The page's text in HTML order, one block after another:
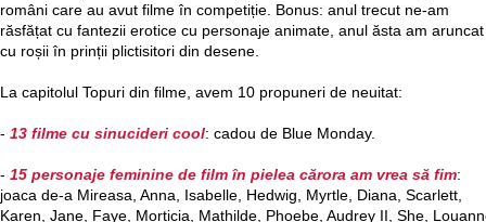
români care au avut filme în competiție. Bonus: anul trecut ne-am
răsfățat cu fantezii erotice cu personaje animate, anul ăsta am aruncat
cu roșii în prinții plictisitori din desene.
La capitolul Topuri din filme, avem 10 propuneri de neuitat:
- 13 filme cu sinucideri cool: cadou de Blue Monday.
- 15 personaje feminine de film în pielea cărora am vrea să fim:
joaca de-a Mireasa, Anna, Isabelle, Hedwig, Myrtle, Diana, Scarlett,
Karen, Jane, Faye, Morticia, Mathilde, Phoebe, Audrey II, She,